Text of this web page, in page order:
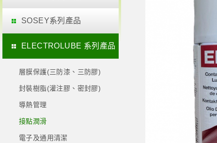
SOSEY系列產品
ELECTROLUBE 系列產品
層膜保護(三防漆、三防膠)
封裝樹脂(灌注膠、密封膠)
導熱管理
接點潤滑
電子及通用清潔